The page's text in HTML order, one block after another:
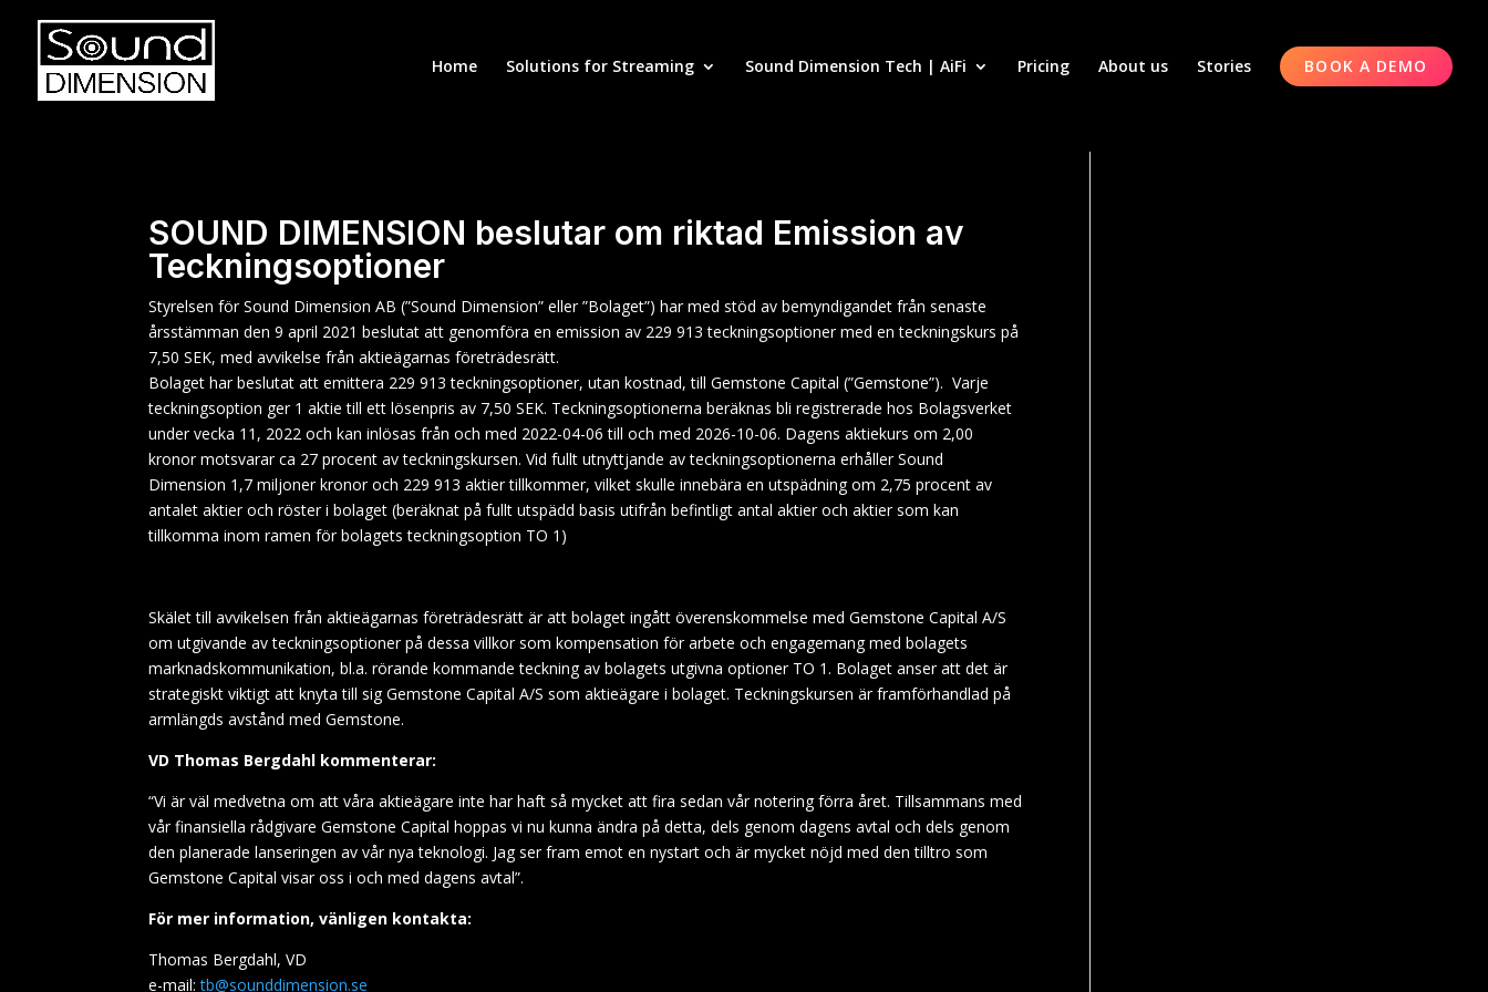
Home Solutions for Streaming Sound Dimension Tech | AiFi Pricing About us Stories BOOK A DEMO
SOUND DIMENSION beslutar om riktad Emission av
Teckningsoptioner
Styrelsen för Sound Dimension AB (”Sound Dimension” eller ”Bolaget”) har med stöd av bemyndigandet från senaste
årsstämman den 9 april 2021 beslutat att genomföra en emission av 229 913 teckningsoptioner med en teckningskurs på
7,50 SEK, med avvikelse från aktieägarnas företrädesrätt.
Bolaget har beslutat att emittera 229 913 teckningsoptioner, utan kostnad, till Gemstone Capital (”Gemstone”). Varje
teckningsoption ger 1 aktie till ett lösenpris av 7,50 SEK. Teckningsoptionerna beräknas bli registrerade hos Bolagsverket
under vecka 11, 2022 och kan inlösas från och med 2022-04-06 till och med 2026-10-06. Dagens aktiekurs om 2,00
kronor motsvarar ca 27 procent av teckningskursen. Vid fullt utnyttjande av teckningsoptionerna erhåller Sound
Dimension 1,7 miljoner kronor och 229 913 aktier tillkommer, vilket skulle innebära en utspädning om 2,75 procent av
antalet aktier och röster i bolaget (beräknat på fullt utspädd basis utifrån befintligt antal aktier och aktier som kan
tillkomma inom ramen för bolagets teckningsoption TO 1)
Skälet till avvikelsen från aktieägarnas företrädesrätt är att bolaget ingått överenskommelse med Gemstone Capital A/S
om utgivande av teckningsoptioner på dessa villkor som kompensation för arbete och engagemang med bolagets
marknadskommunikation, bl.a. rörande kommande teckning av bolagets utgivna optioner TO 1. Bolaget anser att det är
strategiskt viktigt att knyta till sig Gemstone Capital A/S som aktieägare i bolaget. Teckningskursen är framförhandlad på
armlängds avstånd med Gemstone.
VD Thomas Bergdahl kommenterar:
“Vi är väl medvetna om att våra aktieägare inte har haft så mycket att fira sedan vår notering förra året. Tillsammans med
vår finansiella rådgivare Gemstone Capital hoppas vi nu kunna ändra på detta, dels genom dagens avtal och dels genom
den planerade lanseringen av vår nya teknologi. Jag ser fram emot en nystart och är mycket nöjd med den tilltro som
Gemstone Capital visar oss i och med dagens avtal”.
För mer information, vänligen kontakta:
Thomas Bergdahl, VD
e-mail: tb@sounddimension.se